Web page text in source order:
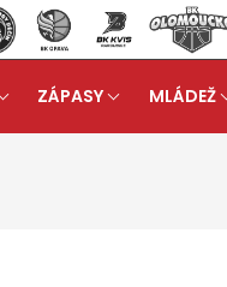
ZÁPASY MLÁDEŽ